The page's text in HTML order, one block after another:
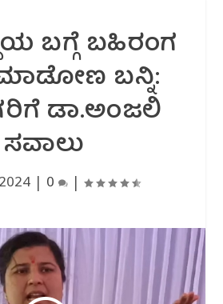
ಬಗ್ಗೆ ಬಹಿರಂಗ
ಬನ್ನಿ:
ಡಾ.ಅಂಜಲಿ
ಸವಾಲು
0